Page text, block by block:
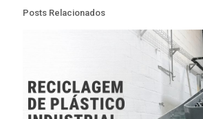
Posts Relacionados